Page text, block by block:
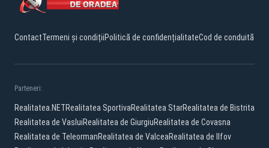
ContactTermeni și condițiiPolitică de confidențialitateCod de conduită
Parteneri:
Realitatea.NETRealitatea SportivaRealitatea StarRealitatea de Bistrita
Realitatea de VasluiRealitatea de GiurgiuRealitatea de Covasna
Realitatea de TeleormanRealitatea de ValceaRealitatea de Ilfov